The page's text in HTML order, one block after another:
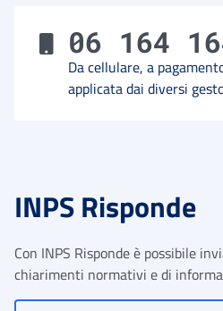
06 164
Da cellulare, a
applicata dai diversi
INPS Risponde
Con INPS Risponde è possibile
chiarimenti normativi e di